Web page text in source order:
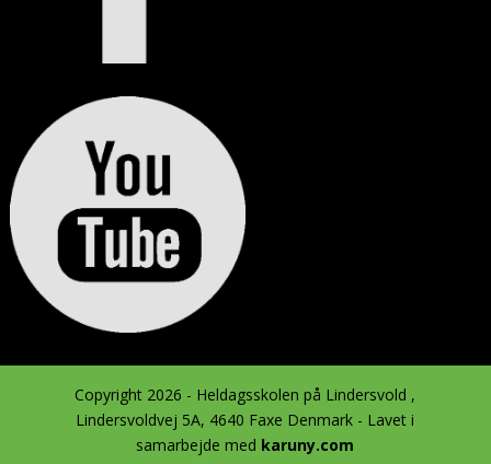
Copyright 2026 - Heldagsskolen på Lindersvold ,
Lindersvoldvej 5A, 4640 Faxe Denmark - Lavet i
samarbejde med karuny.com